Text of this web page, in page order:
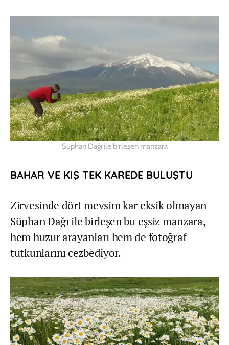
Süphan Dağı ile birleşen manzara
BAHAR VE KIŞ TEK KAREDE BULUŞTU
Zirvesinde dört mevsim kar eksik olmayan
Süphan Dağı ile birleşen bu eşsiz manzara,
hem huzur arayanları hem de fotoğraf
tutkunlarını cezbediyor.